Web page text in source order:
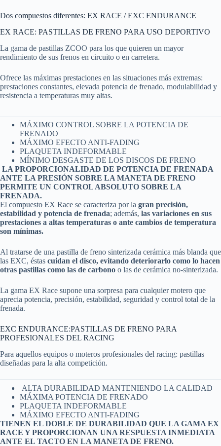
Dos compuestos diferentes: EX RACE / EXC ENDURANCE
EX RACE: PASTILLAS DE FRENO PARA USO DEPORTIVO
La gama de pastillas ZCOO para los que quieren un mayor
rendimiento de sus frenos en circuito o en carretera.
Ofrece las máximas prestaciones en las situaciones más extremas:
prestaciones constantes, elevada potencia de frenado, modulabilidad y
resistencia a temperaturas muy altas.
MÁXIMO CONTROL SOBRE LA POTENCIA DE
FRENADO
MÁXIMO EFECTO ANTI-FADING
PLAQUETA INDEFORMABLE
MÍNIMO DESGASTE DE LOS DISCOS DE FRENO
LA PROPORCIONALIDAD DE POTENCIA DE FRENADA
ANTE LA PRESIÓN SOBRE LA MANETA DE FRENO
PERMITE UN CONTROL ABSOLUTO SOBRE LA
FRENADA.
El compuesto EX Race se caracteriza por la gran precisión,
estabilidad y potencia de frenada; además, las variaciones en sus
prestaciones a altas temperaturas o ante cambios de temperatura
son mínimas.
Al tratarse de una pastilla de freno sinterizada cerámica más blanda que
las EXC, éstas cuidan el disco, evitando deteriorarlo como lo hacen
otras pastillas como las de carbono o las de cerámica no-sinterizada.
La gama EX Race supone una sorpresa para cualquier motero que
aprecia potencia, precisión, estabilidad, seguridad y control total de la
frenada.
EXC ENDURANCE:PASTILLAS DE FRENO PARA
PROFESIONALES DEL RACING
Para aquellos equipos o moteros profesionales del racing: pastillas
diseñadas para la alta competición.
ALTA DURABILIDAD MANTENIENDO LA CALIDAD
MÁXIMA POTENCIA DE FRENADO
PLAQUETA INDEFORMABLE
MÁXIMO EFECTO ANTI-FADING
TIENEN EL DOBLE DE DURABILIDAD QUE LA GAMA EX
RACE Y PROPORCIONAN UNA RESPUESTA INMEDIATA
ANTE EL TACTO EN LA MANETA DE FRENO.